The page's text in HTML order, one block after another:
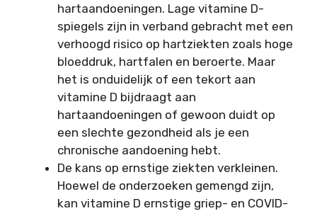
hartaandoeningen. Lage vitamine D-
spiegels zijn in verband gebracht met een
verhoogd risico op hartziekten zoals hoge
bloeddruk, hartfalen en beroerte. Maar
het is onduidelijk of een tekort aan
vitamine D bijdraagt aan
hartaandoeningen of gewoon duidt op
een slechte gezondheid als je een
chronische aandoening hebt.
De kans op ernstige ziekten verkleinen.
Hoewel de onderzoeken gemengd zijn,
kan vitamine D ernstige griep- en COVID-